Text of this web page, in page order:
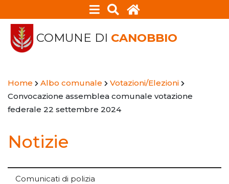
COMUNE DI CANOBBIO
Home Albo comunale
Votazioni/Elezioni
Convocazione assemblea comunale votazione
federale 22 settembre 2024
Notizie
Comunicati di polizia